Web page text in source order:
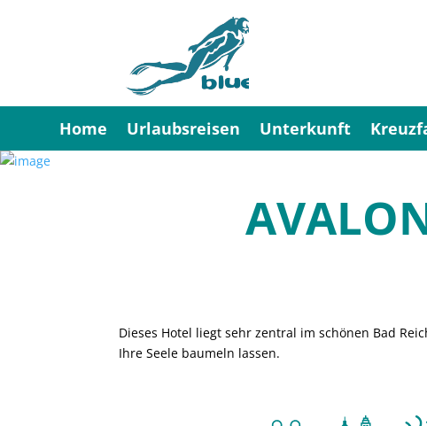
Home Urlaubsreisen Unterkunft
Dieses Hotel liegt sehr zentral im schönen Bad
Ihre Seele baumeln lassen.